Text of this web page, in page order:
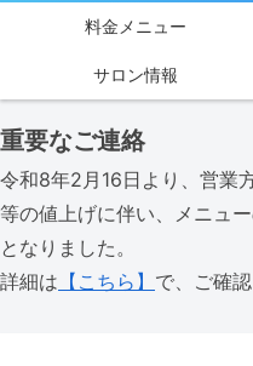
料金メニュー
サロン情報
重要なご連絡
令和8年2月16日より、営業
等の値上げに伴い、メニュ
となりました。
詳細は 【こちら】 で、ご確